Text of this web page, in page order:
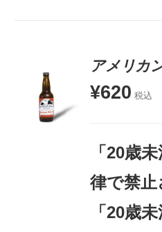
お買い物
カゴに追
アメリカ
¥620 税込
「20歳
律で禁止
「20歳